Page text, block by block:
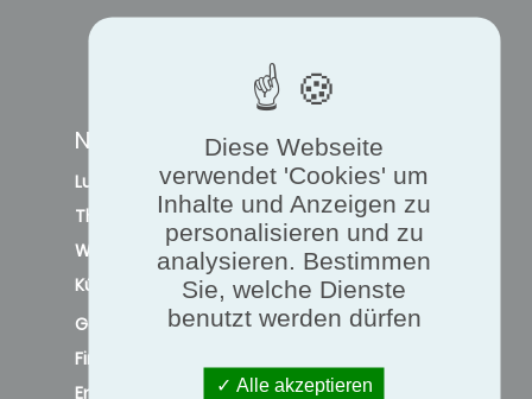
NAVIGATION
Luftqualität und belüftung
Thermischer komfort
Wärmepumpe
Kühlung
Gesetzliche regelungen
Finanzielle anreize
Energieeffizienz
Diese Webseite
verwendet 'Cookies' um
Inhalte und Anzeigen zu
personalisieren und zu
analysieren. Bestimmen
Sie, welche Dienste
benutzt werden dürfen
Alle akzeptieren